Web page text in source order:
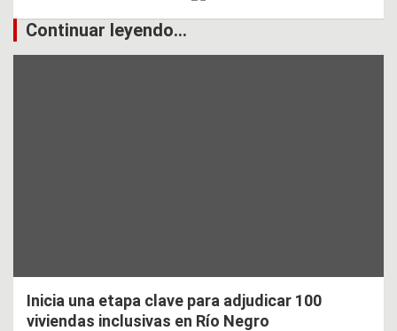
Continuar leyendo...
Inicia una etapa clave para adjudicar 100
viviendas inclusivas en Río Negro